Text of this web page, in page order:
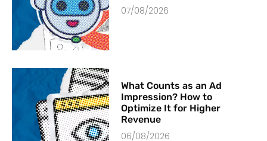
07/08/2026
What Counts as an Ad
Impression? How to
Optimize It for Higher
Revenue
06/08/2026